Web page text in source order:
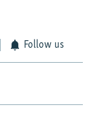
Follow us